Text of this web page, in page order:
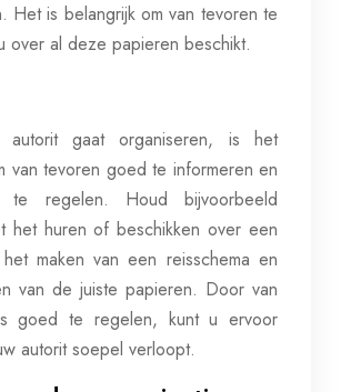
Het is belangrijk om van tevoren te
over al deze papieren beschikt.
gaat organiseren, is het
van tevoren goed te informeren en
te regelen. Houd bijvoorbeeld
het huren of beschikken over een
maken van een reisschema en
van de juiste papieren. Door van
goed te regelen, kunt u ervoor
autorit soepel verloopt.